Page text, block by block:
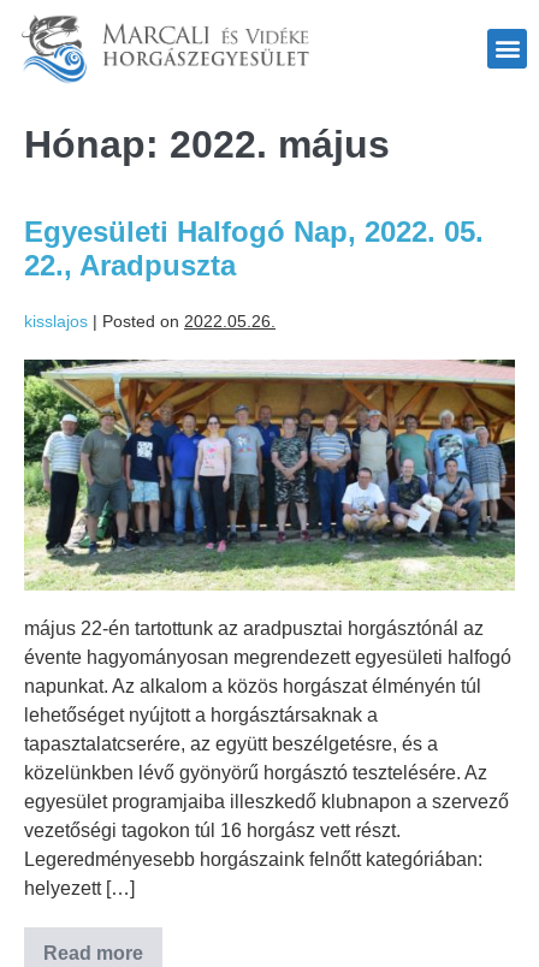
Hónap: 2022. május
Egyesületi Halfogó Nap, 2022. 05.
22., Aradpuszta
kisslajos | Posted on 2022.05.26.
május 22-én tartottunk az aradpusztai horgásztónál az
évente hagyományosan megrendezett egyesületi halfogó
napunkat. Az alkalom a közös horgászat élményén túl
lehetőséget nyújtott a horgásztársaknak a
tapasztalatcserére, az együtt beszélgetésre, és a
közelünkben lévő gyönyörű horgásztó tesztelésére. Az
egyesület programjaiba illeszkedő klubnapon a szervező
vezetőségi tagokon túl 16 horgász vett részt.
Legeredményesebb horgászaink felnőtt kategóriában:
helyezett […]
Read more